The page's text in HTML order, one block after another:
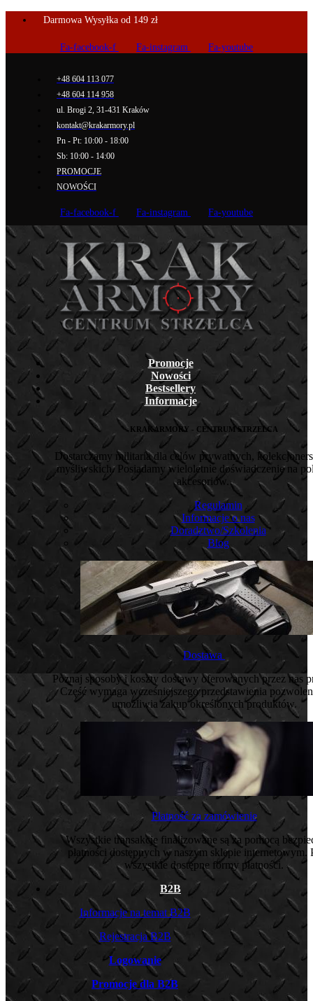
Darmowa Wysyłka od 149 zł
Fa-facebook-f Fa-instagram Fa-youtube
+48 604 113 077
+48 604 114 958
ul. Brogi 2, 31-431 Kraków
kontakt@krakarmory.pl
Pn - Pt: 10:00 - 18:00
Sb: 10:00 - 14:00
PROMOCJE
NOWOŚCI
Fa-facebook-f Fa-instagram Fa-youtube
Promocje
Nowości
Bestsellery
Informacje
KRAKARMORY - CENTRUM STRZELCA
Dostarczamy militaria dla celów prywatnych,
myśliwskich. Posiadamy wieloletnie doświadczenie na
akcesoriów.
Regulamin
Informacje o nas
Doradztwo/Szkolenia
Blog
Dostawa
Poznaj sposoby i koszty dostawy oferowanych przez nas
Część wymaga wcześniejszego przedstawienia
umożliwia zakup określonych produktów.
Płatność za zamówienie
Wszystkie transakcje finalizowane są za pomocą
płatności dostępnych w naszym sklepie internetowym.
wszystkie dostępne formy płatności.
B2B
Informacje na temat B2B
Rejestracja B2B
Logowanie
Promocje dla B2B